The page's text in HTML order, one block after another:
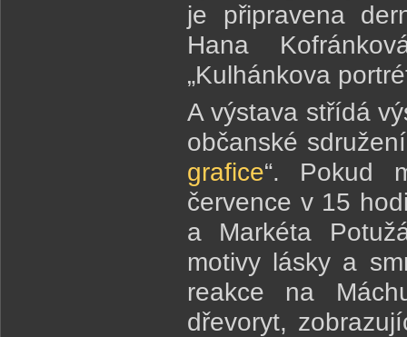
je připravena
Hana
„Kulhánkova
A výstava střídá
občanské
grafice“. Pokud
července v 15
a Markéta
motivy lásky a
reakce na
dřevoryt,